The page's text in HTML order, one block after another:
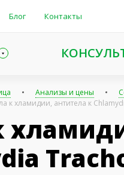
Блог Контакты
Анализы и цены
к хламидии, антитела к